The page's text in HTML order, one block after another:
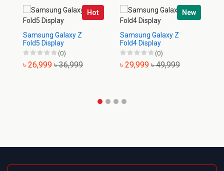
Hot
Samsung Galaxy Z
Fold5 Display
(0)
৳ 26,999 ৳ 36,999
New
Samsung Galaxy Z
Fold4 Display
(0)
৳ 29,999 ৳ 49,999